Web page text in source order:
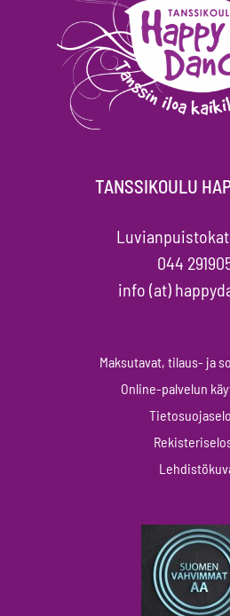
TANSSIKOULU
044
info (at)
Maksutavat, tilaus- ja
Online-palvelun